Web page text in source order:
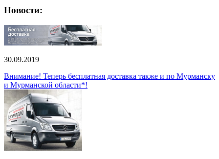
Новости:
30.09.2019
Внимание! Теперь бесплатная доставка также и по Мурманску
и Мурманской области*!